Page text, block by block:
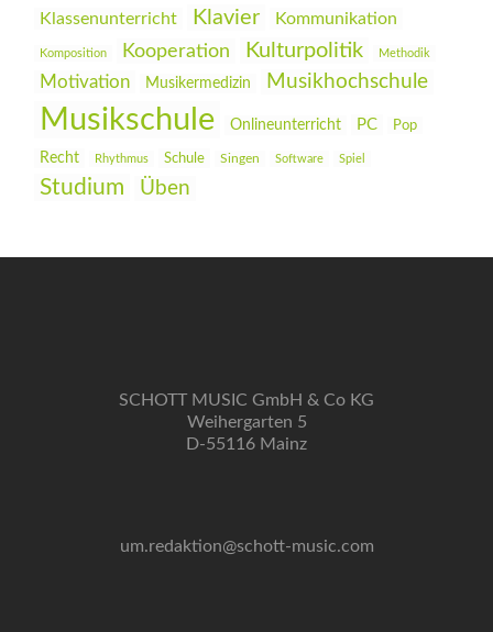
Klassenunterricht Klavier Kommunikation
Komposition Kooperation Kulturpolitik Methodik
Motivation Musikermedizin Musikhochschule
Musikschule Onlineunterricht PC Pop
Recht Rhythmus Schule Singen Software Spiel
Studium Üben
SCHOTT MUSIC GmbH & Co KG
Weihergarten 5
D-55116 Mainz
um.redaktion@schott-music.com